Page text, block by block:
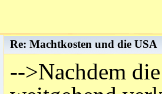
Re: Machtkosten und die USA
-->Nachdem